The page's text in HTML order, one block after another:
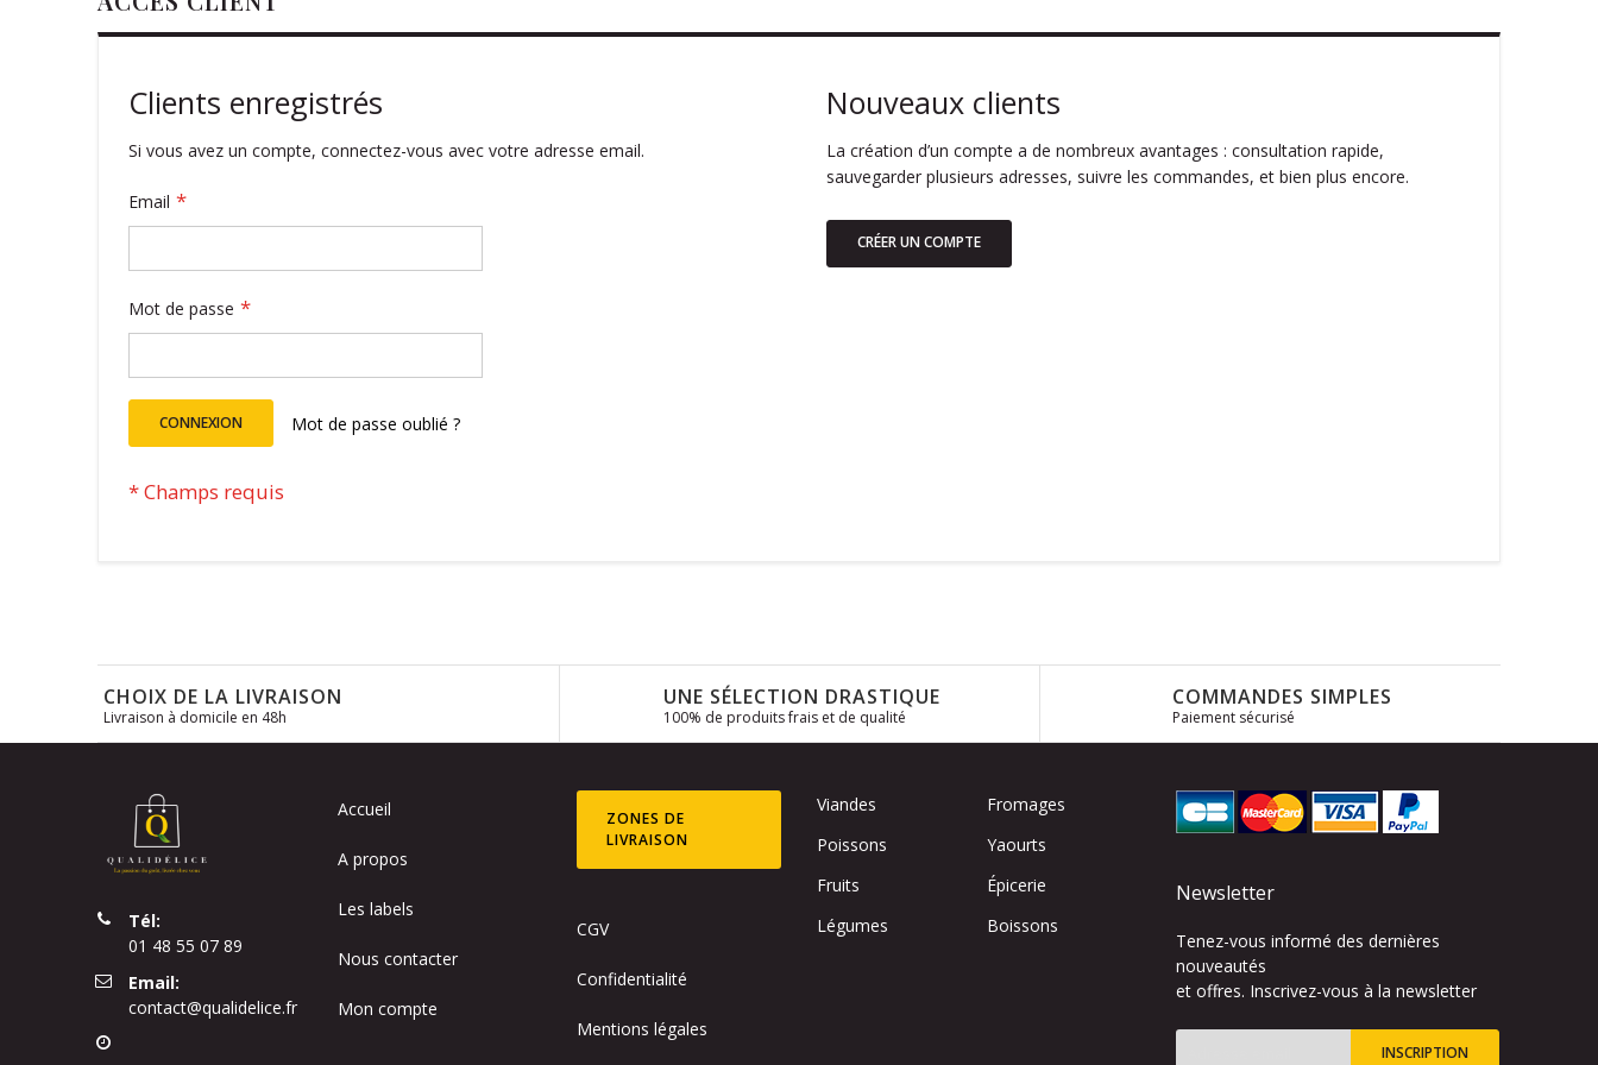
Clients enregistrés
Si vous avez un compte, connectez-vous avec votre adresse email.
Email
Mot de passe
CONNEXION Mot de passe oublié ?
Nouveaux clients
La création d’un compte a de nombreux avantages : consultation rapide,
sauvegarder plusieurs adresses, suivre les commandes, et bien plus encore.
CRÉER UN COMPTE
CHOIX DE LA LIVRAISON
Livraison à domicile en 48h
UNE SÉLECTION DRASTIQUE
100% de produits frais et de qualité
COMMANDES SIMPLES
Paiement sécurisé
Tél:
01 48 55 07 89
Email:
contact@qualidelice.fr
Accueil
A propos
Les labels
Nous contacter
Mon compte
ZONES DE
LIVRAISON
CGV
Confidentialité
Mentions légales
Viandes
Poissons
Fruits
Légumes
Fromages
Yaourts
Épicerie
Boissons
Newsletter
Tenez-vous informé des dernières
nouveautés
et offres. Inscrivez-vous à la newsletter
INSCRIPTION